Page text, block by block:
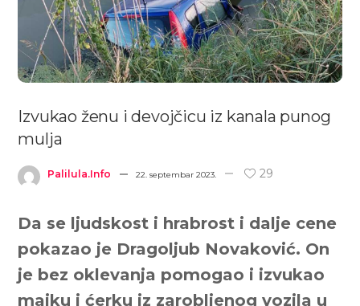
Izvukao ženu i devojčicu iz kanala punog
mulja
Palilula.info 22. septembar 2023. 29
Da se ljudskost i hrabrost i dalje cene
pokazao je Dragoljub Novaković. On
je bez oklevanja pomogao i izvukao
majku i ćerku iz zarobljenog vozila u